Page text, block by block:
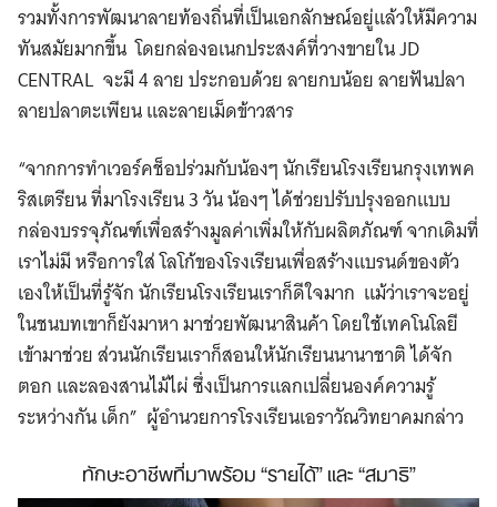
รวมทั้งการพัฒนาลายท้องถิ่นที่เป็นเอกลักษณ์อยู่แล้วให้มีความ
ทันสมัยมากขึ้น โดยกล่องอเนกประสงค์ที่วางขายใน JD
CENTRAL จะมี 4 ลาย ประกอบด้วย ลายกบน้อย ลายฟันปลา
ลายปลาตะเพียน และลายเม็ดข้าวสาร
“จากการทำเวอร์คช็อปร่วมกับน้องๆ นักเรียนโรงเรียนกรุงเทพค
ริสเตรียน ที่มาโรงเรียน 3 วัน น้องๆ ได้ช่วยปรับปรุงออกแบบ
กล่องบรรจุภัณฑ์เพื่อสร้างมูลค่าเพิ่มให้กับผลิตภัณฑ์ จากเดิมที่
เราไม่มี หรือการใส่ โลโก้ของโรงเรียนเพื่อสร้างแบรนด์ของตัว
เองให้เป็นที่รู้จัก นักเรียนโรงเรียนเราก็ดีใจมาก แม้ว่าเราจะอยู่
ในชนบทเขาก็ยังมาหา มาช่วยพัฒนาสินค้า โดยใช้เทคโนโลยี
เข้ามาช่วย ส่วนนักเรียนเราก็สอนให้นักเรียนนานาชาติ ได้จัก
ตอก และลองสานไม้ไผ่ ซึ่งเป็นการแลกเปลี่ยนองค์ความรู้
ระหว่างกัน เด็ก” ผู้อำนวยการโรงเรียนเอราวัณวิทยาคมกล่าว
ทักษะอาชีพที่มาพร้อม “รายได้” และ “สมาธิ”